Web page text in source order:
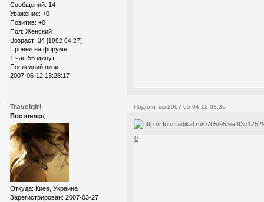
Сообщений: 14
Уважение: +0
Позитив: +0
Пол: Женский
Возраст: 34 [1992-04-27]
Провел на форуме:
1 час 56 минут
Последний визит:
2007-06-12 13:28:17
Поделиться2007-05-04 12:08:36
Travelgirl
Постоялец
Откуда: Киев, Украина
Зарегистрирован: 2007-03-27
0